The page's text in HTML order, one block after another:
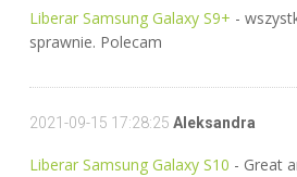
Liberar Samsung Galaxy S9+ -
sprawnie. Polecam
2021-09-15 17:28:25 Aleksandra
Liberar Samsung Galaxy S10 - Great